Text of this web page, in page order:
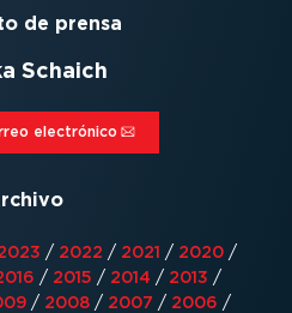
de prensa
Schaich
electrónico⁠
/ 2022 / 2021 / 2020/
/ 2015 / 2014 / 2013 /
/ 2008 / 2007 / 2006 /